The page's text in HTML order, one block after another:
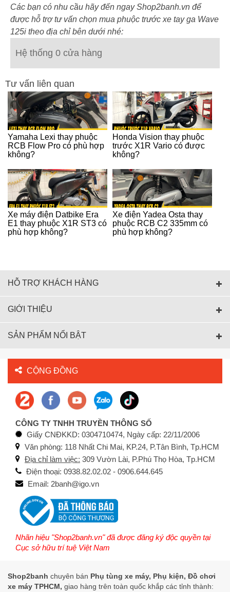
Các bạn có nhu cầu hãy đến ngay Shop2banh.vn để
được hỗ trợ tư vấn chọn mua phuộc trước xe tay ga Wave
125i theo địa chỉ bên dưới nhé:
Hệ thống 0 cửa hàng
Tư vấn liên quan
Yamaha Lexi thay phuộc
RCB Flow Pro có phù hợp
không?
Honda Vision thay phuộc
trước X1R Vario có được
không?
Xe máy điện Datbike Era
E1 thay phuộc X1R ST3 có
phù hợp không?
Xe điện Yadea Osta thay
phuộc RCB C2 335mm có
phù hợp không?
HỖ TRỢ KHÁCH HÀNG
GIỚI THIỆU
SẢN PHẨM NỔI BẬT
CỘNG ĐỒNG
CÔNG TY TNHH TRUYỀN THÔNG SỐ
Giấy CNĐKKD: 0304710474, Ngày cấp: 22/11/2006
Văn phòng: 118 Nhất Chi Mai, KP.24, P.Tân Bình, Tp.HCM
Địa chỉ làm việc: 309 Vườn Lài, P.Phú Thọ Hòa, Tp.HCM
Điện thoại: 0938.82.02.02 - 0906.644.645
Email: 2banh@igo.vn
Nhãn hiệu "Shop2banh.vn" đã được đăng ký độc quyền tại
Cục sở hữu trí tuệ Việt Nam
Shop2banh chuyên bán Phụ tùng xe máy, Phụ kiện, Đồ chơi
xe máy TPHCM, giao hàng trên toàn quốc khắp các tỉnh thành: